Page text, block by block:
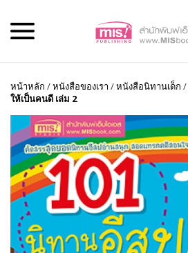
หน้าหลัก /หนังสือของเรา /หนังสือนิทานเด็ก /
ให้เป็นคนดี เล่ม 2